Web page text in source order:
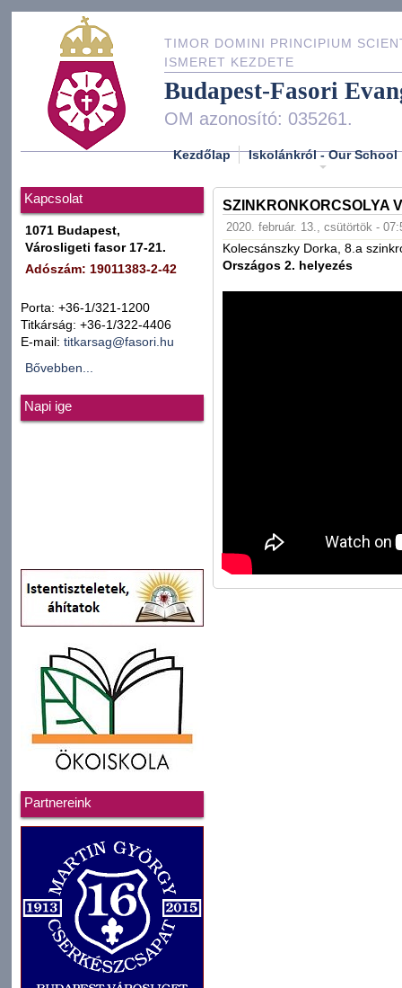
TIMOR DOMINI PRINCIPIUM
ISMERET KEZDETE
Budapest-Fasori
OM azonosító: 035261.
Kezdőlap Iskolánkról - Our School
Kapcsolat
1071 Budapest,
Városligeti fasor 17-21.
Adószám: 19011383-2-42
Porta: +36-1/321-1200
Titkárság: +36-1/322-4406
E-mail: titkarsag@fasori.hu
Bővebben...
Napi ige
Partnereink
SZINKRONKORCSOLYA
2020. február. 13., csütörtök -
Kolecsánszky Dorka, 8.a
Országos 2. helyezés